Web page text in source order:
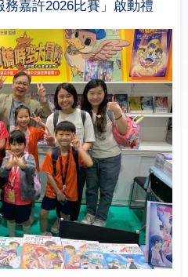
務嘉許2026比賽」啟動禮